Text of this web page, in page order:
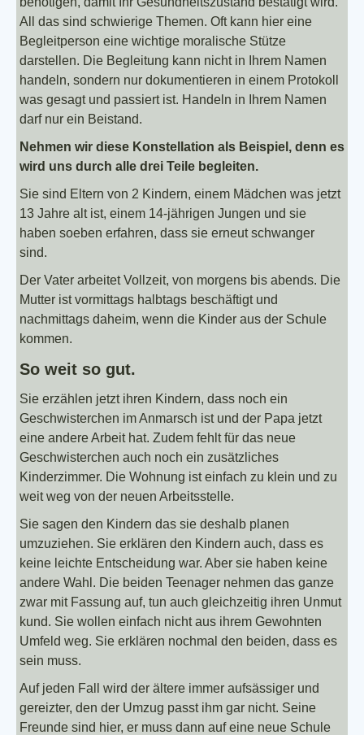
All das sind schwierige Themen. Oft kann hier eine
Begleitperson eine wichtige moralische Stütze
darstellen. Die Begleitung kann nicht in Ihrem Namen
handeln, sondern nur dokumentieren in einem Protokoll
was gesagt und passiert ist. Handeln in Ihrem Namen
darf nur ein Beistand.
Nehmen wir diese Konstellation als Beispiel, denn es
wird uns durch alle drei Teile begleiten.
Sie sind Eltern von 2 Kindern, einem Mädchen was jetzt
13 Jahre alt ist, einem 14-jährigen Jungen und sie
haben soeben erfahren, dass sie erneut schwanger
sind.
Der Vater arbeitet Vollzeit, von morgens bis abends. Die
Mutter ist vormittags halbtags beschäftigt und
nachmittags daheim, wenn die Kinder aus der Schule
kommen.
So weit so gut.
Sie erzählen jetzt ihren Kindern, dass noch ein
Geschwisterchen im Anmarsch ist und der Papa jetzt
eine andere Arbeit hat. Zudem fehlt für das neue
Geschwisterchen auch noch ein zusätzliches
Kinderzimmer. Die Wohnung ist einfach zu klein und zu
weit weg von der neuen Arbeitsstelle.
Sie sagen den Kindern das sie deshalb planen
umzuziehen. Sie erklären den Kindern auch, dass es
keine leichte Entscheidung war. Aber sie haben keine
andere Wahl. Die beiden Teenager nehmen das ganze
zwar mit Fassung auf, tun auch gleichzeitig ihren Unmut
kund. Sie wollen einfach nicht aus ihrem Gewohnten
Umfeld weg. Sie erklären nochmal den beiden, dass es
sein muss.
Auf jeden Fall wird der ältere immer aufsässiger und
gereizter, den der Umzug passt ihm gar nicht. Seine
Freunde sind hier, er muss dann auf eine neue Schule